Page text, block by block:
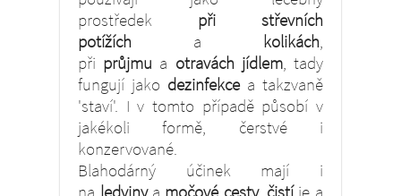
prostředek při střevních
potížích a kolikách,
při průjmu a otravách jídlem, tady
fungují jako dezinfekcea takzvaně
'staví'. I v tomto případě působí v
jakékoli formě, čerstvé i
konzervované.
Blahodárný účinek mají i
na ledviny a močové cesty, čistíje a